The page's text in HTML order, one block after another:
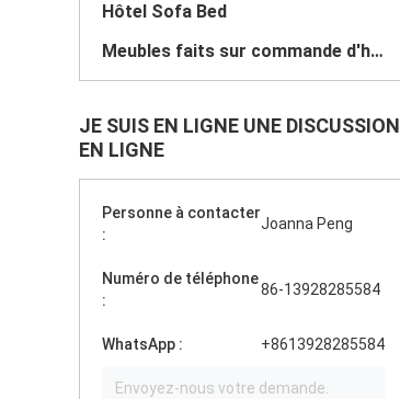
Hôtel Sofa Bed
Meubles faits sur commande d'hôtel
JE SUIS EN LIGNE UNE DISCUSSION
EN LIGNE
Personne à contacter
:
Joanna Peng
Numéro de téléphone
:
86-13928285584
WhatsApp : +8613928285584